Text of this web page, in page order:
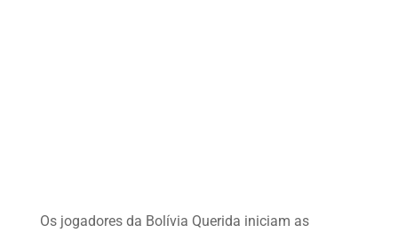
Os jogadores da Bolívia Querida iniciam as